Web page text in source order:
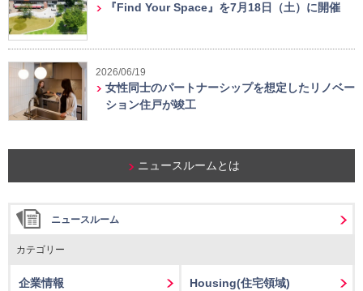
『Find Your Space』を7月18日（土）に開催
2026/06/19
女性同士のパートナーシップを想定したリノベー
ション住戸が竣工
ニュースルームとは
ニュースルーム
カテゴリー
企業情報 Housing(住宅領域)